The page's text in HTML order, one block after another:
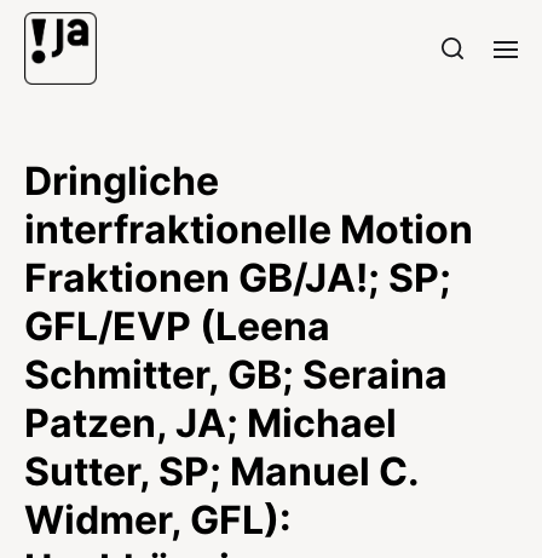
Dringliche
interfraktionelle Motion
Fraktionen GB/JA!; SP;
GFL/EVP (Leena
Schmitter, GB; Seraina
Patzen, JA; Michael
Sutter, SP; Manuel C.
Widmer, GFL):